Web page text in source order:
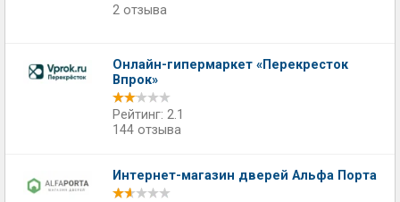
2 отзыва
Онлайн-гипермаркет «Перекресток
Впрок»
Рейтинг: 2.1
144 отзыва
Интернет-магазин дверей Альфа Порта